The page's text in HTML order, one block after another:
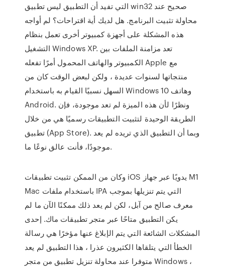
التي تفيد أن التطبيق ليس تطبيق win32 صحيح عند
محاولة تثبيت البرنامج. هل لديك أية اقتراحات؟ لم أواجه
هذه المشكلة على أجهزة كمبيوتر أخرى تعمل بنظام
التشغيل Windows XP. تعد مزامنة الملفات بين
الكمبيوتر والهاتف المحمول أمرًا تفعله Apple مع
منتجاتها لسنوات عديدة ، ولكن لبعض الوقت كان من
السهل نسبيًا القيام به باستخدام Windows 10 وهاتف
Android. ونظرًا لأن هذه الميزة لم تعد موجودة، فإن
الطريقة الوحيدة لتثبيت التطبيقات رسميًا هي من خلال
تطبيق (App Store). وبما أن التطبيق الذي تريده لم يعد
موجودًا، فأنت عالق نوعًا ما.
وكان من الممكن تثبيت تطبيقات iOS يدويًا عبر جهاز M1
Mac باستخدام ملفات IPA التي يتم تنزيلها بموجب
معرف صالح من آبل، لكن لم يعد ذلك ممكنًا الآن ما لم
يكن التطبيق متاحًا عبر متجر تطبيقات ماك. إحدى
المشكلات الشائعة التي يتم الإبلاغ عنها مؤخرًا هي رسالة
الخطأ التي يتلقاها الكثيرون عذرا ، هذا التطبيق لم يعد
متوفرا عند محاولة تنزيل تطبيق من متجر Windows ،